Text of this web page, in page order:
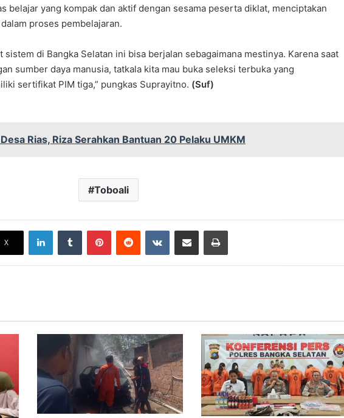
belajar yang kompak dan aktif dengan sesama peserta diklat, menciptakan
proses pembelajaran.
sistem di Bangka Selatan ini bisa berjalan sebagaimana mestinya. Karena saat
sumber daya manusia, tatkala kita mau buka seleksi terbuka yang
sertifikat PIM tiga,” pungkas Suprayitno. (Suf)
Rias, Riza Serahkan Bantuan 20 Pelaku UMKM
Toboali
X
LinkedInTumblr PinterestReddit VKontakteShare via Email Print